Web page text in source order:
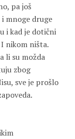
pa još
i mnoge druge
i kad je dotični
nikom ništa.
li su možda
zbog
sve je prošlo